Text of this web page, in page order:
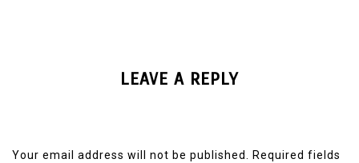
LEAVE A REPLY
Your email address will not be published.
Required fields